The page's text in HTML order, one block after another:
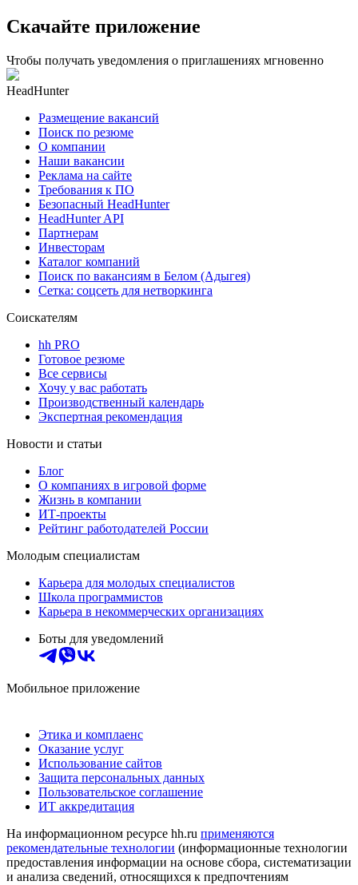
Скачайте приложение
Чтобы получать уведомления о приглашениях мгновенно
HeadHunter
Размещение вакансий
Поиск по резюме
О компании
Наши вакансии
Реклама на сайте
Требования к ПО
Безопасный HeadHunter
HeadHunter API
Партнерам
Инвесторам
Каталог компаний
Поиск по вакансиям в Белом (Адыгея)
Сетка: соцсеть для нетворкинга
Соискателям
hh PRO
Готовое резюме
Все сервисы
Хочу у вас работать
Производственный календарь
Экспертная рекомендация
Новости и статьи
Блог
О компаниях в игровой форме
Жизнь в компании
ИТ-проекты
Рейтинг работодателей России
Молодым специалистам
Карьера для молодых специалистов
Школа программистов
Карьера в некоммерческих организациях
Боты для уведомлений
Мобильное приложение
Этика и комплаенс
Оказание услуг
Использование сайтов
Защита персональных данных
Пользовательское соглашение
ИТ аккредитация
На информационном ресурсе hh.ru применяются
рекомендательные технологии (информационные технологии
предоставления информации на основе сбора, систематизации
и анализа сведений, относящихся к предпочтениям